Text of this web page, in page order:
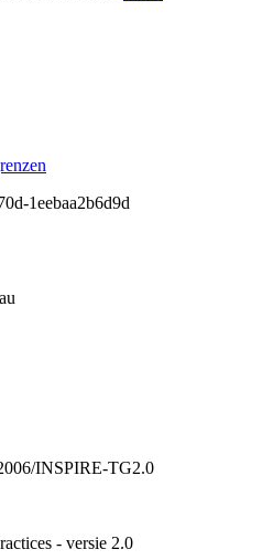
1eebaa2b6d9d
INSPIRE-TG2.0
- versie 2.0